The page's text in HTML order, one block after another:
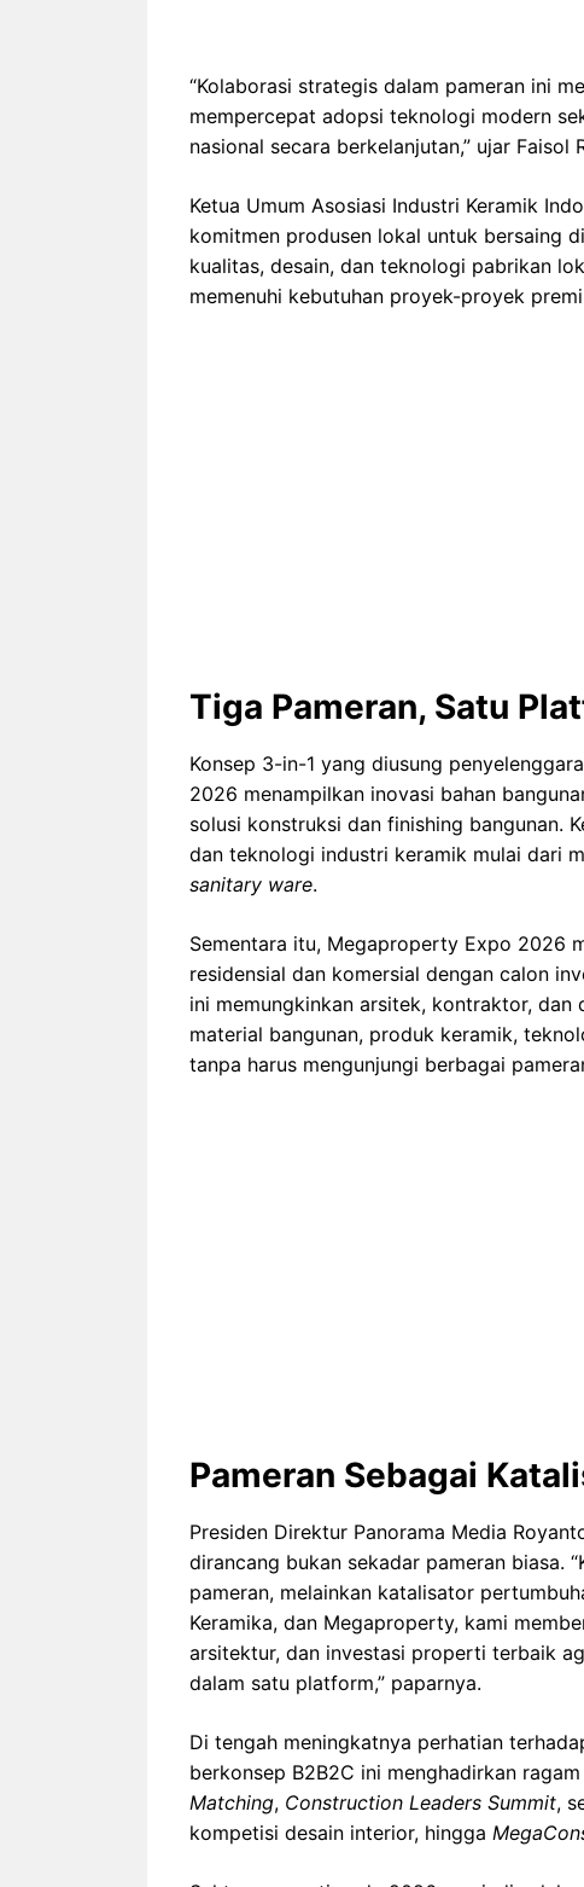
“Kolaborasi strategis dalam pameran ini
mempercepat adopsi teknologi modern
nasional secara berkelanjutan,” ujar Faisol
Ketua Umum Asosiasi Industri Keramik
komitmen produsen lokal untuk bersaing
kualitas, desain, dan teknologi pabrikan
memenuhi kebutuhan proyek-proyek
Tiga Pameran, Satu
Konsep 3-in-1 yang diusung
2026 menampilkan inovasi bahan
solusi konstruksi dan finishing bangunan.
dan teknologi industri keramik mulai dari
sanitary ware.
Sementara itu, Megaproperty Expo 2026
residensial dan komersial dengan calon
ini memungkinkan arsitek, kontraktor,
material bangunan, produk keramik,
tanpa harus mengunjungi berbagai
Pameran Sebagai
Presiden Direktur Panorama Media
dirancang bukan sekadar pameran biasa.
pameran, melainkan katalisator
Keramika, dan Megaproperty, kami
arsitektur, dan investasi properti terbaik
dalam satu platform,” paparnya.
Di tengah meningkatnya perhatian
berkonsep B2B2C ini menghadirkan
Matching, Construction Leaders Summit,
kompetisi desain interior, hingga